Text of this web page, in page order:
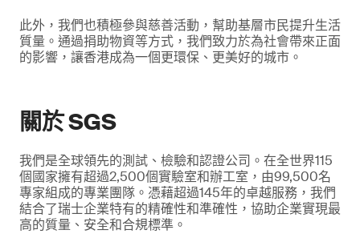
此外，我們也積極參與慈善活動，幫助基層市民提升生活
質量。通過捐助物資等方式，我們致力於為社會帶來正面
的影響，讓香港成為一個更環保、更美好的城市。
關於 SGS
我們是全球領先的測試、檢驗和認證公司。在全世界115
個國家擁有超過2,500個實驗室和辦工室，由99,500名
專家組成的專業團隊。憑藉超過145年的卓越服務，我們
結合了瑞士企業特有的精確性和準確性，協助企業實現最
高的質量、安全和合規標準。